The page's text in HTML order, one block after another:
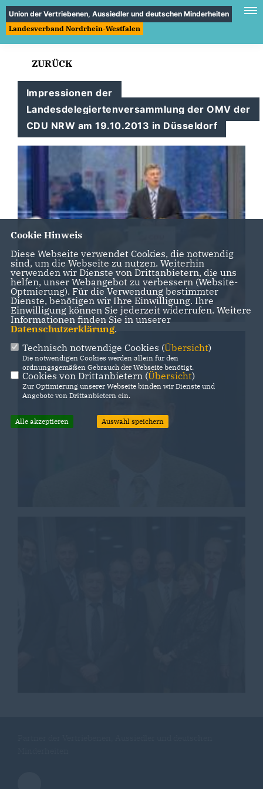
Union der Vertriebenen, Aussiedler und deutschen Minderheiten
Landesverband Nordrhein-Westfalen
ZURÜCK
Impressionen der
Landesdelegiertenversammlung der OMV der
CDU NRW am 19.10.2013 in Düsseldorf
Cookie Hinweis
Diese Webseite verwendet Cookies, die notwendig
sind, um die Webseite zu nutzen. Weiterhin
verwenden wir Dienste von Drittanbietern, die uns
helfen, unser Webangebot zu verbessern (Website-
Optmierung). Für die Verwendung bestimmter
Dienste, benötigen wir Ihre Einwilligung. Ihre
Einwilligung können Sie jederzeit widerrufen. Weitere
Informationen finden Sie in unserer
Datenschutzerklärung.
Technisch notwendige Cookies (Übersicht)
Die notwendigen Cookies werden allein für den
ordnungsgemäßen Gebrauch der Webseite benötigt.
Cookies von Drittanbietern (Übersicht)
Zur Optimierung unserer Webseite binden wir Dienste und
Angebote von Drittanbietern ein.
Alle akzeptieren Auswahl speichern